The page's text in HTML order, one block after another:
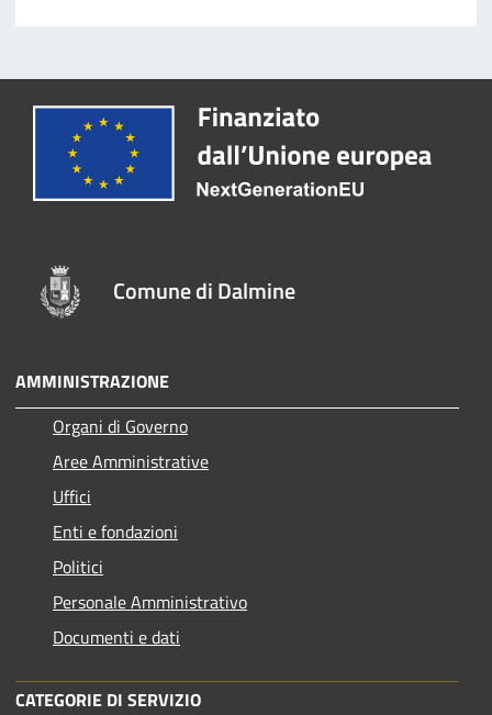
Comune di Dalmine
AMMINISTRAZIONE
Organi di Governo
Aree Amministrative
Uffici
Enti e fondazioni
Politici
Personale Amministrativo
Documenti e dati
CATEGORIE DI SERVIZIO